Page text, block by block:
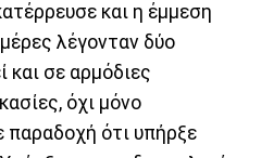
και η έμμεση
λέγονταν δύο
και σε αρμόδιες
όχι μόνο
παραδοχή ότι υπήρξε